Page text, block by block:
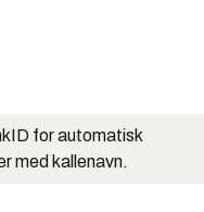
for automatisk
med kallenavn.